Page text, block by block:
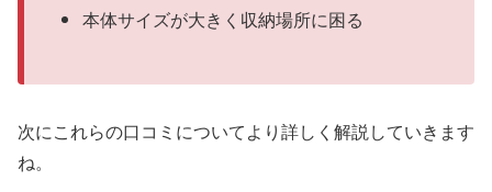
本体サイズが大きく収納場所に困る
次にこれらの口コミについてより詳しく解説していきます
ね。